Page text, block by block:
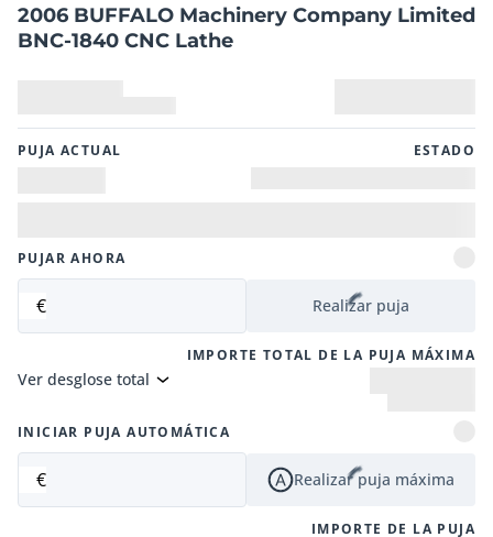
2006 BUFFALO Machinery Company Limited
BNC-1840 CNC Lathe
PUJA ACTUAL ESTADO
PUJAR AHORA
€ Realizar puja
IMPORTE TOTAL DE LA PUJA MÁXIMA
Ver desglose total
INICIAR PUJA AUTOMÁTICA
€ Realizar puja máxima
IMPORTE DE LA PUJA